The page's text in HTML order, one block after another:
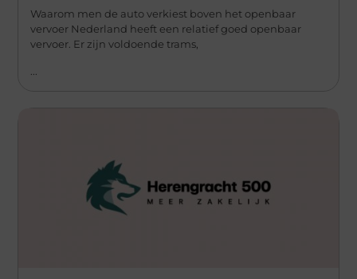
Waarom men de auto verkiest boven het openbaar
vervoer Nederland heeft een relatief goed openbaar
vervoer. Er zijn voldoende trams,